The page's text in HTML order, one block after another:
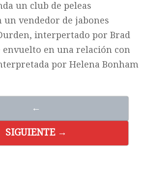
un club de peleas
un vendedor de jabones
interpertado por Brad
envuelto en una relación con
por Helena Bonham
←
SIGUIENTE →